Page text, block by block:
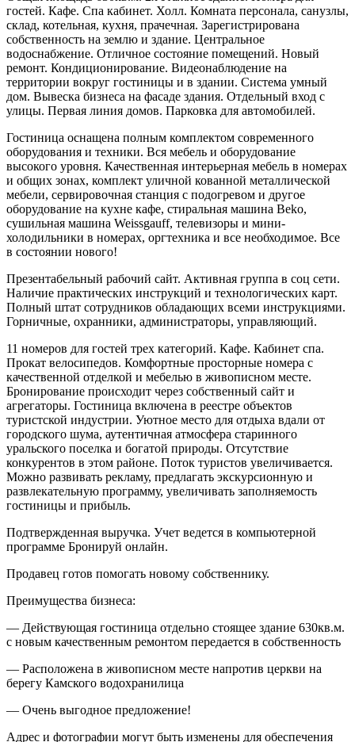
гостей. Кафе. Спа кабинет. Холл. Комната персонала, санузлы,
склад, котельная, кухня, прачечная. Зарегистрирована
собственность на землю и здание. Центральное
водоснабжение. Отличное состояние помещений. Новый
ремонт. Кондиционирование. Видеонаблюдение на
территории вокруг гостиницы и в здании. Система умный
дом. Вывеска бизнеса на фасаде здания. Отдельный вход с
улицы. Первая линия домов. Парковка для автомобилей.
Гостиница оснащена полным комплектом современного
оборудования и техники. Вся мебель и оборудование
высокого уровня. Качественная интерьерная мебель в номерах
и общих зонах, комплект уличной кованной металлической
мебели, сервировочная станция с подогревом и другое
оборудование на кухне кафе, стиральная машина Beko,
сушильная машина Weissgauff, телевизоры и мини-
холодильники в номерах, оргтехника и все необходимое. Все
в состоянии нового!
Презентабельный рабочий сайт. Активная группа в соц сети.
Наличие практических инструкций и технологических карт.
Полный штат сотрудников обладающих всеми инструкциями.
Горничные, охранники, администраторы, управляющий.
11 номеров для гостей трех категорий. Кафе. Кабинет спа.
Прокат велосипедов. Комфортные просторные номера с
качественной отделкой и мебелью в живописном месте.
Бронирование происходит через собственный сайт и
агрегаторы. Гостиница включена в реестре объектов
туристской индустрии. Уютное место для отдыха вдали от
городского шума, аутентичная атмосфера старинного
уральского поселка и богатой природы. Отсутствие
конкурентов в этом районе. Поток туристов увеличивается.
Можно развивать рекламу, предлагать экскурсионную и
развлекательную программу, увеличивать заполняемость
гостиницы и прибыль.
Подтвержденная выручка. Учет ведется в компьютерной
программе Бронируй онлайн.
Продавец готов помогать новому собственнику.
Преимущества бизнеса:
— Действующая гостиница отдельно стоящее здание 630кв.м.
с новым качественным ремонтом передается в собственность
— Расположена в живописном месте напротив церкви на
берегу Камского водохранилица
— Очень выгодное предложение!
Адрес и фотографии могут быть изменены для обеспечения